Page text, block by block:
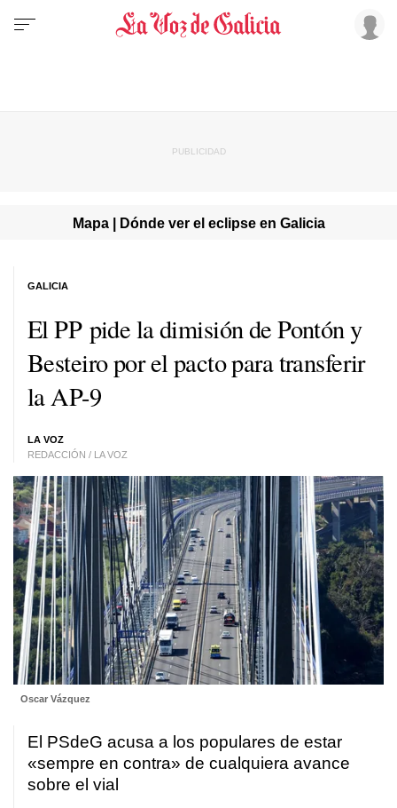
Mapa | Dónde ver el eclipse en Galicia
El PP pide la dimisión de Pontón y
Besteiro por el pacto para transferir
la AP-9
LA VOZ
REDACCIÓN / LA VOZ
GALICIA
Oscar Vázquez
El PSdeG acusa a los populares de estar
«sempre en contra» de cualquiera avance
sobre el vial